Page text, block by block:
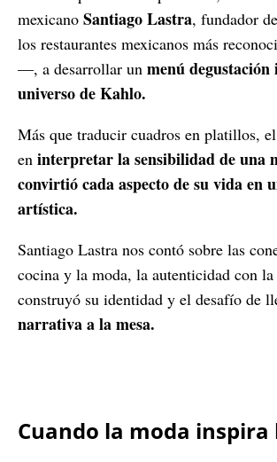
mexicano Santiago Lastra, fundador de
los restaurantes mexicanos más
—, a desarrollar un menú
universo de Kahlo.
Más que traducir cuadros en platillos,
en interpretar la sensibilidad de una
convirtió cada aspecto de su vida en
artística.
Santiago Lastra nos contó sobre las
cocina y la moda, la autenticidad con
construyó su identidad y el desafío de
narrativa a la mesa.
Cuando la moda inspira